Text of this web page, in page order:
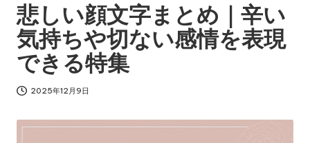
悲しい顔文字まとめ｜辛い
気持ちや切ない感情を表現
できる特集
2025年12月9日